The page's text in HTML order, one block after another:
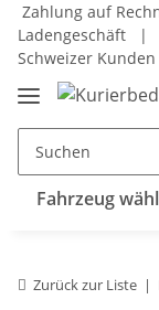
Zahlung auf
Ladengeschäft
|
Schweizer Kunden
Fahrzeug
Zurück zur Liste